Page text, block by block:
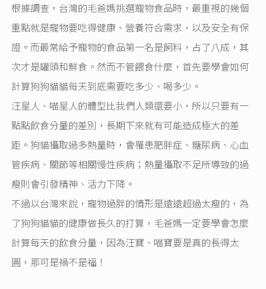
根據調查，台灣的毛爸媽挑選寵物食品時，最重視的幾個
重點就是寵物要吃得健康、營養符合需求，以及安全有保
證。而最常給予寵物的食品第一名是飼料，占了八成，其
次才是罐頭和鮮食。然而不管餵食什麼，首先要學會如何
計算狗狗貓貓每天到底需要吃多少、喝多少。
汪星人、喵星人的體型比我們人類還要小，所以只要有一
點點飲食分量的差別，長期下來就有可能造成極大的差
距。狗貓攝取過多熱量時，會罹患肥胖症、糖尿病、心血
管疾病、關節等相關慢性疾病；熱量攝取不足所導致的過
瘦則會引發精神、活力下降。
不過以台灣來說，寵物過胖的情形是遠遠超過太瘦的，為
了狗狗貓貓的健康做長久的打算，毛爸媽一定要學會怎麼
計算每天的飲食分量，因為汪寶、喵寶要是真的長得太
圓，那可是禍不是福！